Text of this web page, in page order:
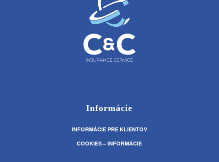
Informácie
INFORMÁCIE PRE KLIENTOV
COOKIES – INFORMÁCIE